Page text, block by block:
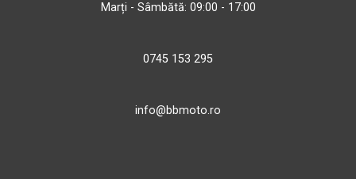
Marți - Sâmbătă: 09:00 - 17:00
0745 153 295
info@bbmoto.ro